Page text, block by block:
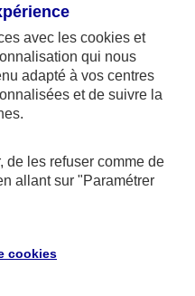
430,40 €,
avec les cookies et
qui nous
adapté à vos centres
et de suivre la
de les refuser comme de
allant sur "Paramétrer
cookies